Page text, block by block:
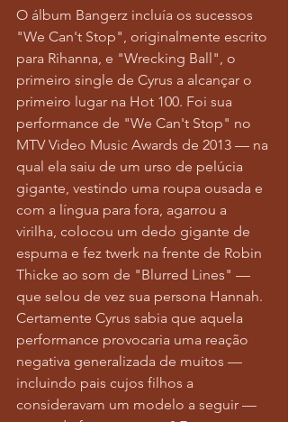
O álbum Bangerz incluía os sucessos
"We Can't Stop", originalmente escrito
para Rihanna, e "Wrecking Ball", o
primeiro single de Cyrus a alcançar o
primeiro lugar na Hot 100. Foi sua
performance de "We Can't Stop" no
MTV Video Music Awards de 2013 — na
qual ela saiu de um urso de pelúcia
gigante, vestindo uma roupa ousada e
com a língua para fora, agarrou a
virilha, colocou um dedo gigante de
espuma e fez twerk na frente de Robin
Thicke ao som de "Blurred Lines" —
que selou de vez sua persona Hannah.
Certamente Cyrus sabia que aquela
performance provocaria uma reação
negativa generalizada de muitos —
incluindo pais cujos filhos a
consideravam um modelo a seguir —